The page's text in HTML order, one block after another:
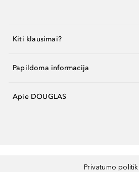
Kiti klausimai?
Papildoma informacija
Apie DOUGLAS
Privatumo